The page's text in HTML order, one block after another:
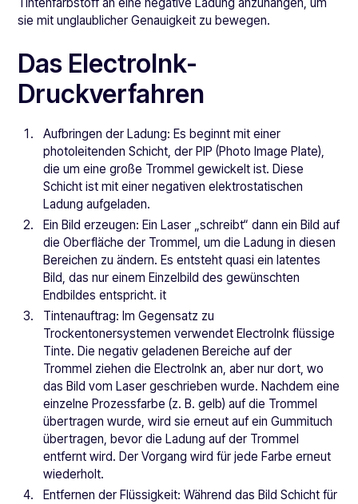
sie mit unglaublicher Genauigkeit zu bewegen.
Das ElectroInk-
Druckverfahren
Aufbringen der Ladung: Es beginnt mit einer
photoleitenden Schicht, der PIP (Photo Image Plate),
die um eine große Trommel gewickelt ist. Diese
Schicht ist mit einer negativen elektrostatischen
Ladung aufgeladen.
Ein Bild erzeugen: Ein Laser „schreibt“ dann ein Bild auf
die Oberfläche der Trommel, um die Ladung in diesen
Bereichen zu ändern. Es entsteht quasi ein latentes
Bild, das nur einem Einzelbild des gewünschten
Endbildes entspricht. it
Tintenauftrag: Im Gegensatz zu
Trockentonersystemen verwendet ElectroInk flüssige
Tinte. Die negativ geladenen Bereiche auf der
Trommel ziehen die ElectroInk an, aber nur dort, wo
das Bild vom Laser geschrieben wurde. Nachdem eine
einzelne Prozessfarbe (z. B. gelb) auf die Trommel
übertragen wurde, wird sie erneut auf ein Gummituch
übertragen, bevor die Ladung auf der Trommel
entfernt wird. Der Vorgang wird für jede Farbe erneut
wiederholt.
Entfernen der Flüssigkeit: Während das Bild Schicht für